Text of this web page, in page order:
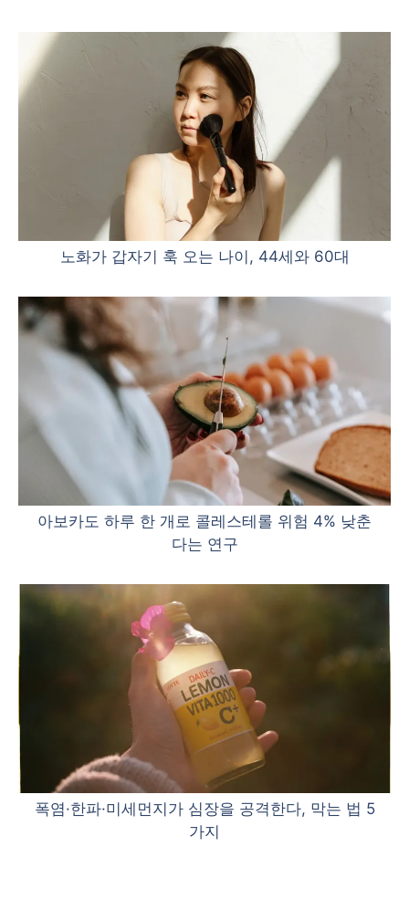
노화가 갑자기 훅 오는 나이, 44세와 60대
아보카도 하루 한 개로 콜레스테롤 위험 4% 낮춘
다는 연구
폭염·한파·미세먼지가 심장을 공격한다, 막는 법 5
가지